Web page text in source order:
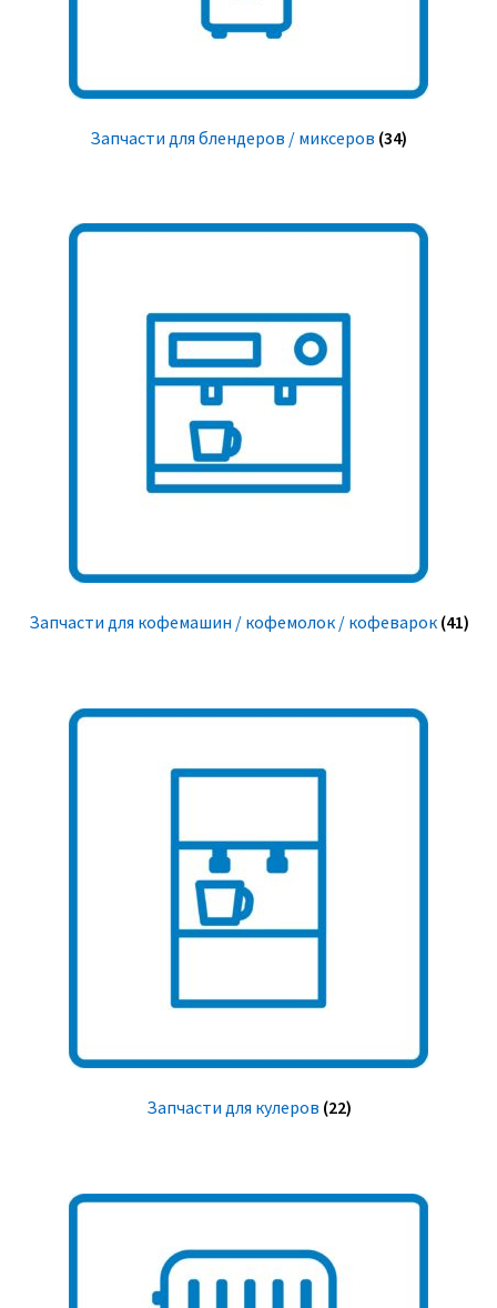
Запчасти для блендеров / миксеров (34)
Запчасти для кофемашин / кофемолок / кофеварок (41)
Запчасти для кулеров (22)